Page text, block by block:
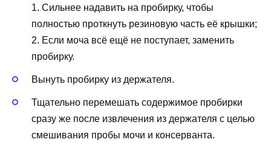
1. Сильнее надавить на пробирку, чтобы
полностью проткнуть резиновую часть её крышки;
2. Если моча всё ещё не поступает, заменить
пробирку.
Вынуть пробирку из держателя.
Тщательно перемешать содержимое пробирки
сразу же после извлечения из держателя с целью
смешивания пробы мочи и консерванта.